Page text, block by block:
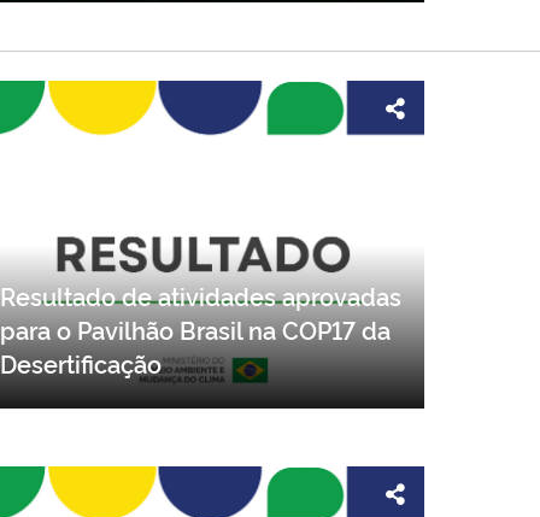
Resultado de atividades aprovadas
para o Pavilhão Brasil na COP17 da